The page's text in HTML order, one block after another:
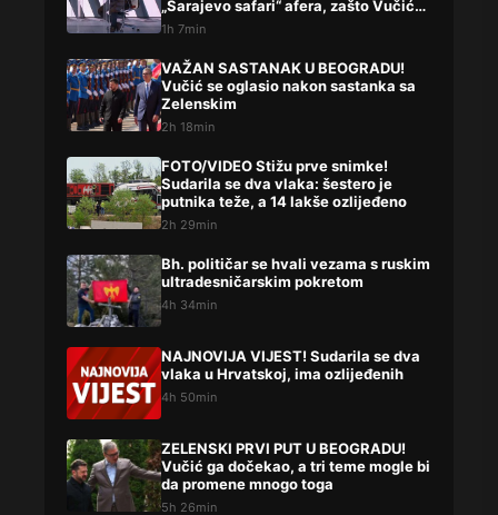
„Sarajevo safari“ afera, zašto Vučića
niste procesuirali?!
1h 7min
VAŽAN SASTANAK U BEOGRADU!
Vučić se oglasio nakon sastanka sa
Zelenskim
2h 18min
FOTO/VIDEO Stižu prve snimke!
Sudarila se dva vlaka: šestero je
putnika teže, a 14 lakše ozlijeđeno
2h 29min
Bh. političar se hvali vezama s ruskim
ultradesničarskim pokretom
4h 34min
NAJNOVIJA VIJEST! Sudarila se dva
vlaka u Hrvatskoj, ima ozlijeđenih
4h 50min
ZELENSKI PRVI PUT U BEOGRADU!
Vučić ga dočekao, a tri teme mogle bi
da promene mnogo toga
5h 26min